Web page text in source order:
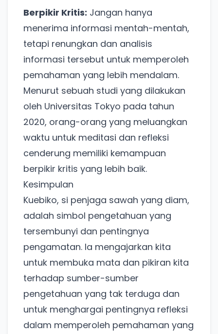
Berpikir Kritis: Jangan hanya
menerima informasi mentah-mentah,
tetapi renungkan dan analisis
informasi tersebut untuk memperoleh
pemahaman yang lebih mendalam.
Menurut sebuah studi yang dilakukan
oleh Universitas Tokyo pada tahun
2020, orang-orang yang meluangkan
waktu untuk meditasi dan refleksi
cenderung memiliki kemampuan
berpikir kritis yang lebih baik.
Kesimpulan
Kuebiko, si penjaga sawah yang diam,
adalah simbol pengetahuan yang
tersembunyi dan pentingnya
pengamatan. Ia mengajarkan kita
untuk membuka mata dan pikiran kita
terhadap sumber-sumber
pengetahuan yang tak terduga dan
untuk menghargai pentingnya refleksi
dalam memperoleh pemahaman yang
Ada Website Baru!
Khusus untuk kamu yang mau coba
Punya website SMM baru nih! Coba BulkFame
untuk pengalaman lebih baik.
Tanpa daftar ulang, gratis dicoba. Kamu tetap bisa
pakai Zona Sosmed kapan saja.
Coba BulkFame
Lain kali saja